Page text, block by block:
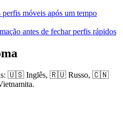
perfis móveis após um tempo
antes de fechar perfis rápidos
🇺🇸 Inglês, 🇷🇺 Russo, 🇨🇳